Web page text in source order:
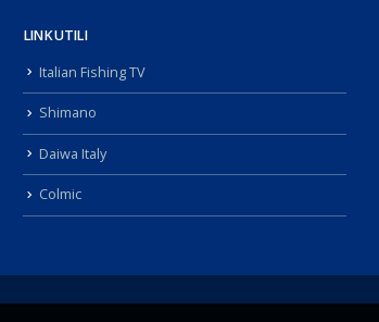
LINK UTILI
Italian Fishing TV
Shimano
Daiwa Italy
Colmic